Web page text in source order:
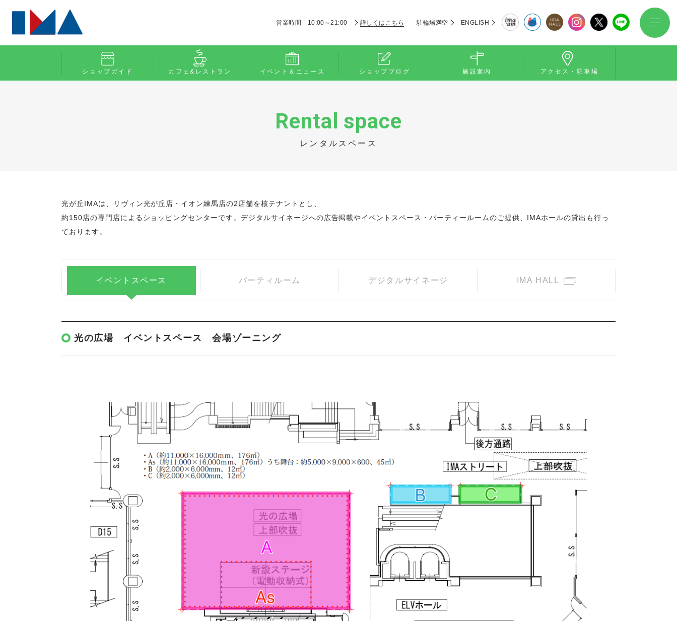
営業時間 10:00～21:00 詳しくはこちら 駐輪場満空 ENGLISH
ショップガイド カフェ&レストラン イベント＆ニュース ショップブログ 施設案内 アクセス・駐車場
Rental space
レンタルスペース
光が丘IMAは、リヴィン光が丘店・イオン練馬店の2店舗を核テナントとし、
約150店の専門店によるショッピングセンターです。デジタルサイネージへの広告掲載やイベントスペース・パーティールームのご提供、IMAホールの貸出も行っ
ております。
イベント スペース パーティ ルーム デジタルサイネージ IMA HALL
光の広場 イベントスペース 会場ゾーニング